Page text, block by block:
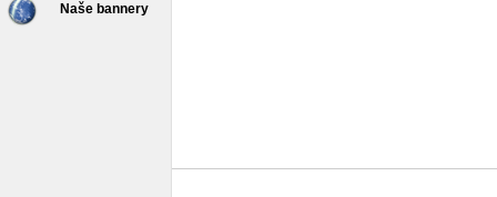
Naše bannery